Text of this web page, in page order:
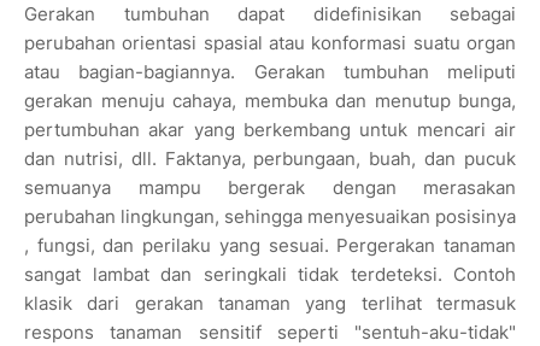
Gerakan tumbuhan dapat didefinisikan sebagai
perubahan orientasi spasial atau konformasi suatu organ
atau bagian-bagiannya. Gerakan tumbuhan meliputi
gerakan menuju cahaya, membuka dan menutup bunga,
pertumbuhan akar yang berkembang untuk mencari air
dan nutrisi, dll. Faktanya, perbungaan, buah, dan pucuk
semuanya mampu bergerak dengan merasakan
perubahan lingkungan, sehingga menyesuaikan posisinya
, fungsi, dan perilaku yang sesuai. Pergerakan tanaman
sangat lambat dan seringkali tidak terdeteksi. Contoh
klasik dari gerakan tanaman yang terlihat termasuk
respons tanaman sensitif seperti "sentuh-aku-tidak"